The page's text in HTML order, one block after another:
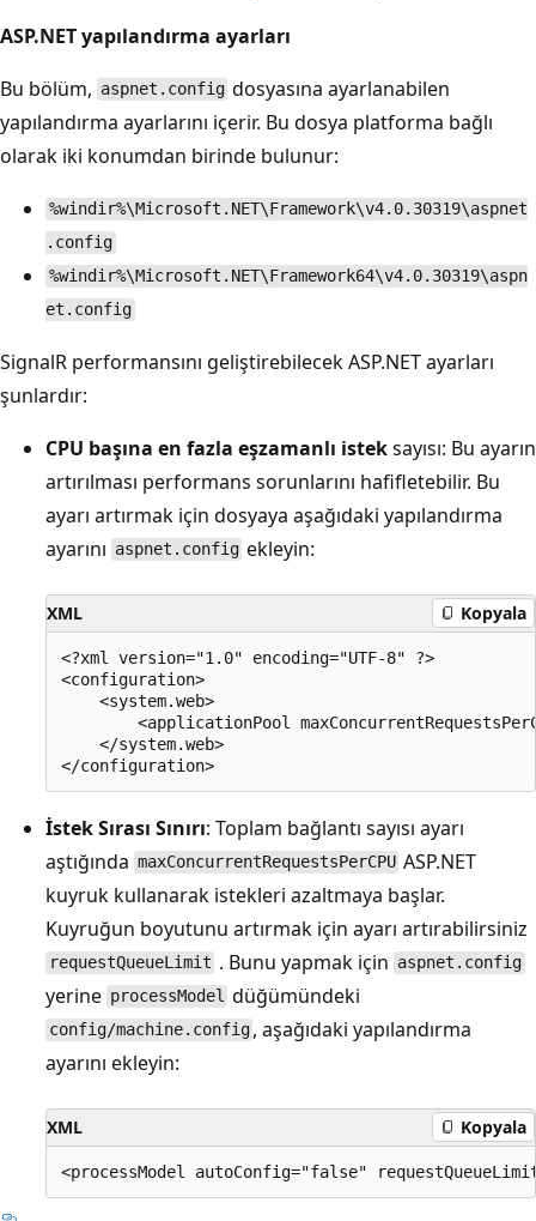
ASP.NET yapılandırma ayarları
Bu bölüm, aspnet.config dosyasına ayarlanabilen
yapılandırma ayarlarını içerir. Bu dosya platforma bağlı
olarak iki konumdan birinde bulunur:
%windir%\Microsoft.NET\Framework\v4.0.30319\aspnet
.config
%windir%\Microsoft.NET\Framework64\v4.0.30319\aspn
et.config
SignalR performansını geliştirebilecek ASP.NET ayarları
şunlardır:
CPU başına en fazla eşzamanlı isteksayısı: Bu ayarın
artırılması performans sorunlarını hafifletebilir. Bu
ayarı artırmak için dosyaya aşağıdaki yapılandırma
ayarını aspnet.config ekleyin:
XML Kopyala
<?xml version="1.0" encoding="UTF-8" ?>
<configuration>
    <system.web>
<applicationPool
    </system.web>
İstek Sırası Sınırı: Toplam bağlantı sayısı ayarı
aştığında maxConcurrentRequestsPerCPU ASP.NET
kuyruk kullanarak istekleri azaltmaya başlar.
Kuyruğun boyutunu artırmak için ayarı artırabilirsiniz
requestQueueLimit . Bunu yapmak için aspnet.config
yerine processModel düğümündeki
config/machine.config , aşağıdaki yapılandırma
ayarını ekleyin:
XML Kopyala